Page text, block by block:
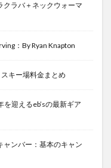
クラバ＋ネックウォーマ
：By Ryan Knapton
キー場料金まとめ
を迎えるeb’sの最新ギア
ャンバー：基本のキャン